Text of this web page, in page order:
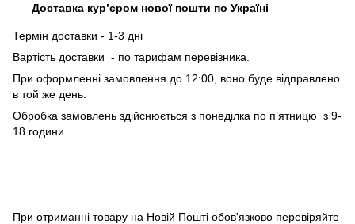
Доставка кур’єром нової пошти по Україні
Термін доставки - 1-3 дні
Вартість доставки - по тарифам перевізника.
При оформленні замовлення до 12:00, воно буде відправлено
в той же день.
Обробка замовлень здійснюється з понеділка по п’ятницю з 9-
18 години.
При отриманні товару на Новій Пошті обов'язково перевіряйте